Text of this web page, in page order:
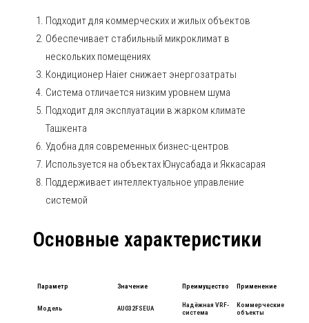
Подходит для коммерческих и жилых объектов
Обеспечивает стабильный микроклимат в
нескольких помещениях
Кондиционер Haier снижает энергозатраты
Система отличается низким уровнем шума
Подходит для эксплуатации в жарком климате
Ташкента
Удобна для современных бизнес-центров
Используется на объектах Юнусабада и Яккасарая
Поддерживает интеллектуальное управление
системой
Основные характеристики
Параметр Значение Преимущество Применение
Модель AU032FSEUA
Надёжная VRF-
система
Коммерческие
объекты